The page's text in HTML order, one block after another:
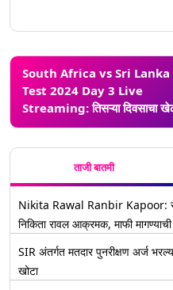
South Africa vs Sri Lanka
Test 2024 Day 3 Live
Streaming: तिसऱ्या दिवसाचा
थोड्याच वेळात होईल सुरू, येथे जाणून
ताजी बातमी
Nikita Rawal Ranbir Kapoor:
निकिता रावल आक्रमक, माफी मागण्याची
SIR अंतर्गत मतदार पुनरीक्षण अर्ज
खोटा